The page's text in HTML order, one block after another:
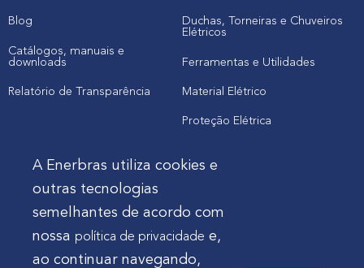
Blog
Catálogos, manuais e
downloads
Relatório de Transparência
Duchas, Torneiras e Chuveiros
Elétricos
Ferramentas e Utilidades
Material Elétrico
Proteção Elétrica
Cliente
Onde comprar produtos
Quero Enerbras na minha loja
A Enerbras utiliza cookies e
outras tecnologias
semelhantes de acordo com
nossa política de privacidade e,
ao continuar navegando,